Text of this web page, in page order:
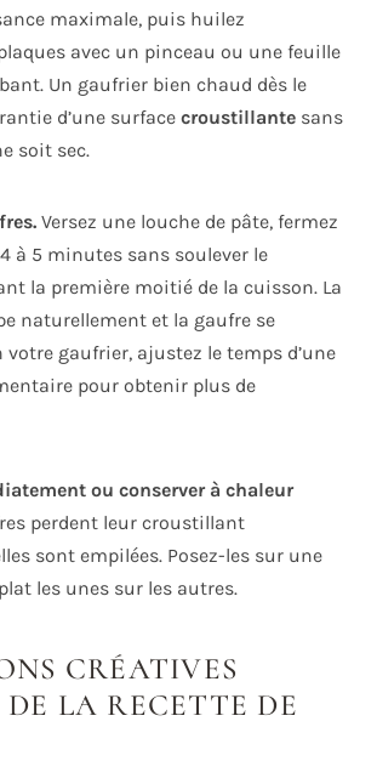
maximale, puis huilez
avec un pinceau ou une feuille
Un gaufrier bien chaud dès le
d’une surface croustillante sans
soit sec.
Versez une louche de pâte, fermez
à 5 minutes sans soulever le
la première moitié de la cuisson. La
naturellement et la gaufre se
votre gaufrier, ajustez le temps d’une
pour obtenir plus de
ou conserver à chaleur
perdent leur croustillant
sont empilées. Posez-les sur une
les unes sur les autres.
CRÉATIVES
LA RECETTE DE